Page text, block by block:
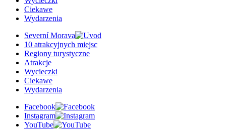
Ciekawe
Wydarzenia
Severní Morava
10 atrakcyjnych miejsc
Regiony turystyczne
Atrakcje
Wycieczki
Ciekawe
Wydarzenia
Facebook
Instagram
YouTube